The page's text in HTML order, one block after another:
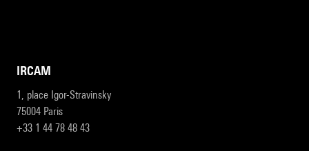
IRCAM
1, place Igor-Stravinsky
75004 Paris
+33 1 44 78 48 43